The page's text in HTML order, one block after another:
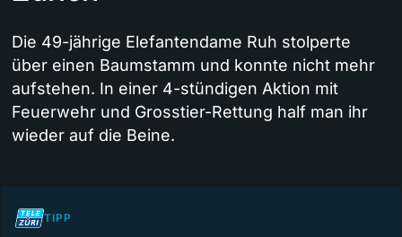
Die 49-jährige Elefantendame Ruh stolperte
über einen Baumstamm und konnte nicht mehr
aufstehen. In einer 4-stündigen Aktion mit
Feuerwehr und Grosstier-Rettung half man ihr
wieder auf die Beine.
TIPP